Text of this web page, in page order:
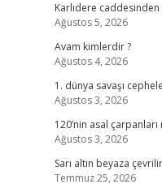
Karlıdere
Ağustos 5, 2026
Avam kimlerdir ?
Ağustos 4, 2026
1. dünya savaşı
Ağustos 3, 2026
120’nin asal
Ağustos 3, 2026
Sarı altın beyaza
Temmuz 25, 2026